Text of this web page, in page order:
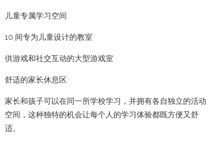
儿童专属学习空间
10 间专为儿童设计的教室
供游戏和社交互动的大型游戏室
舒适的家长休息区
家长和孩子可以在同一所学校学习，并拥有各自独立的活动
空间，这种独特的机会让每个人的学习体验都既方便又舒
适。